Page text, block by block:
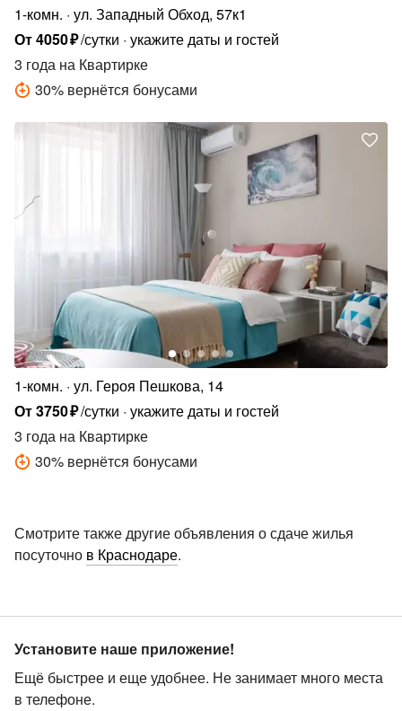
1-комн. ул. Западный Обход, 57к1
От4050₽/сутки укажите даты и гостей
3 года на Квартирке
30% вернётся бонусами
1-комн. ул. Героя Пешкова, 14
От3750₽/сутки укажите даты и гостей
3 года на Квартирке
30% вернётся бонусами
Смотрите также другие объявления о сдаче жилья
посуточно в Краснодаре.
Установите наше приложение!
Ещё быстрее и еще удобнее. Не занимает много места
в телефоне.